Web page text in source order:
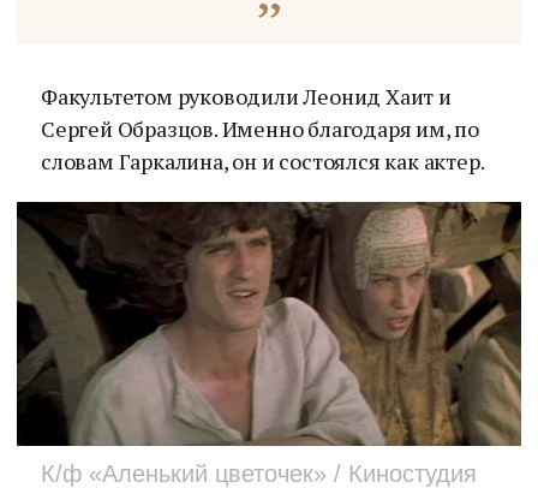
Факультетом руководили Леонид Хаит и
Сергей Образцов. Именно благодаря им, по
словам Гаркалина, он и состоялся как актер.
К/ф «Аленький цветочек» / Киностудия